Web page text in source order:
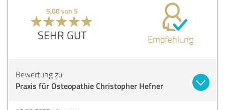
5,00 von 5
SEHR GUT Empfehlung
Bewertung zu:
Praxis für Osteopathie Christopher Hefner